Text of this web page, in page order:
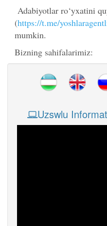
Adabiyotlar ro‘yxatini
(https://t.me/
mumkin.
Bizning sahifalarimiz:
Uzswlu